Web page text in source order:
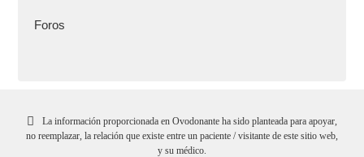
Foros
La información proporcionada en Ovodonante ha sido planteada para apoyar,
no reemplazar, la relación que existe entre un paciente / visitante de este sitio web,
y su médico.